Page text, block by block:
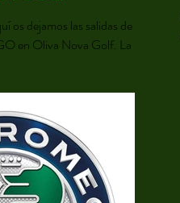
os dejamos las salidas de la
en Oliva Nova Golf. La